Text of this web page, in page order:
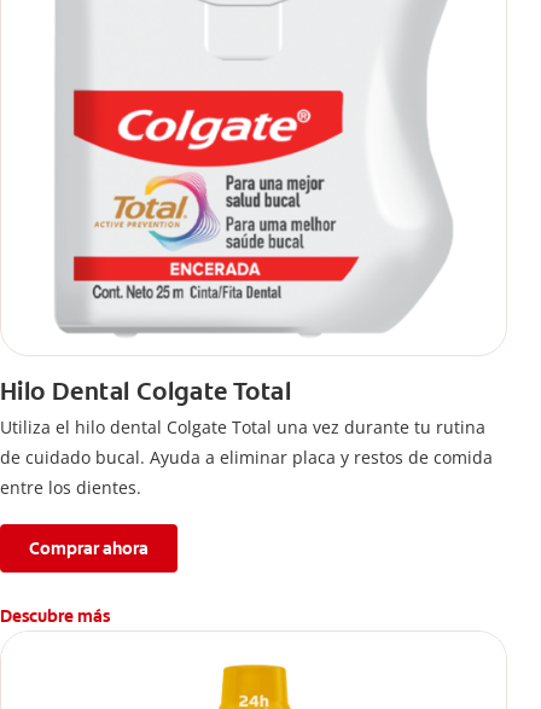
Hilo Dental Colgate Total
Utiliza el hilo dental Colgate Total una vez durante tu rutina
de cuidado bucal. Ayuda a eliminar placa y restos de comida
entre los dientes.
Comprar ahora
Descubre más